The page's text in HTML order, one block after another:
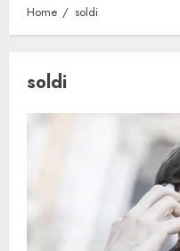
Home soldi
soldi